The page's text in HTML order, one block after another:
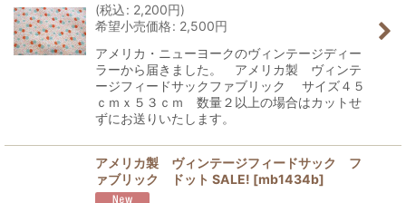
(税込: 2,200円)
希望小売価格: 2,500円
アメリカ・ニューヨークのヴィンテージディー
ラーから届きました。 アメリカ製 ヴィンテ
ージフィードサックファブリック サイズ４５
ｃｍｘ５３ｃｍ 数量２以上の場合はカットせ
ずにお送りいたします。
アメリカ製 ヴィンテージフィードサック フ
ァブリック ドット SALE! [mb1434b]